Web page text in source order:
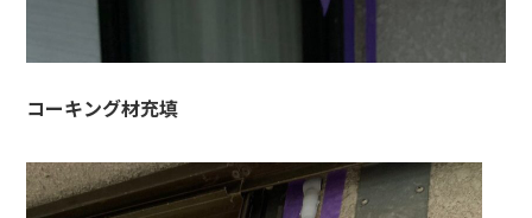
コーキング材充填